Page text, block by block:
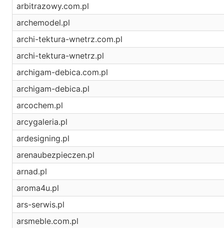
arbitrazowy.com.pl
archemodel.pl
archi-tektura-wnetrz.com.pl
archi-tektura-wnetrz.pl
archigam-debica.com.pl
archigam-debica.pl
arcochem.pl
arcygaleria.pl
ardesigning.pl
arenaubezpieczen.pl
arnad.pl
aroma4u.pl
ars-serwis.pl
arsmeble.com.pl